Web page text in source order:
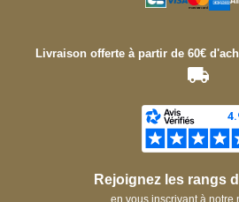
Livraison offerte à partir de 60€
Rejoignez les rangs
en vous inscrivant à notre